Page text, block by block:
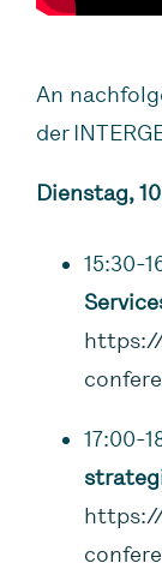
An
der
Dienstag,
15:30-
17:00-